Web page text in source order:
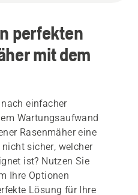
perfekten
mit dem
einfacher
Wartungsaufwand
Rasenmäher eine
sicher, welcher
ist? Nutzen Sie
Ihre Optionen
Lösung für Ihre